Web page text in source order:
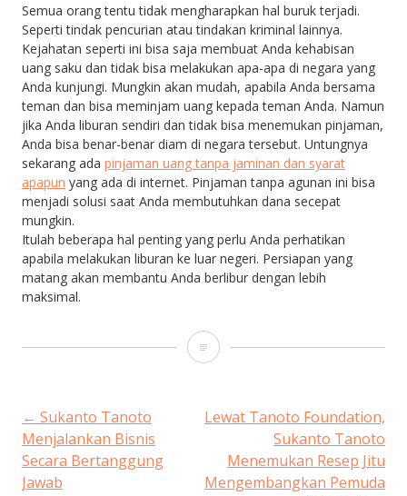
Semua orang tentu tidak mengharapkan hal buruk terjadi.
Seperti tindak pencurian atau tindakan kriminal lainnya.
Kejahatan seperti ini bisa saja membuat Anda kehabisan
uang saku dan tidak bisa melakukan apa-apa di negara yang
Anda kunjungi. Mungkin akan mudah, apabila Anda bersama
teman dan bisa meminjam uang kepada teman Anda. Namun
jika Anda liburan sendiri dan tidak bisa menemukan pinjaman,
Anda bisa benar-benar diam di negara tersebut. Untungnya
sekarang ada pinjaman uang tanpa jaminan dan syarat
apapun yang ada di internet. Pinjaman tanpa agunan ini bisa
menjadi solusi saat Anda membutuhkan dana secepat
mungkin.
Itulah beberapa hal penting yang perlu Anda perhatikan
apabila melakukan liburan ke luar negeri. Persiapan yang
matang akan membantu Anda berlibur dengan lebih
maksimal.
Hal
Jika
ke
POST
NAVIGATION
← Sukanto Tanoto
Menjalankan Bisnis
Secara Bertanggung
Jawab
Lewat Tanoto Foundation,
Sukanto Tanoto
Menemukan Resep Jitu
Mengembangkan Pemuda